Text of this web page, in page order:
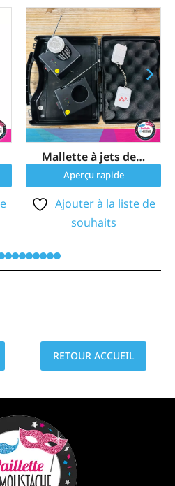
Mallette à jets de…
Aperçu rapide
Ajouter à la liste de
souhaits
RETOUR ACCUEIL